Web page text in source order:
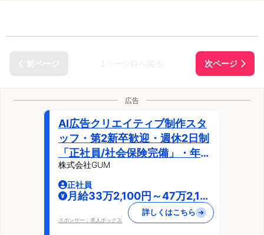
広告
AI広告クリエイティブ制作スタ
ッフ・第2新卒歓迎・週休2日制
「正社員/社会保険完備」・年間
休日125日・うるま市州崎
株式会社GUM
正社員
月給33万2,100円～47万2,100
スポンサー：求人ボックス
詳しくはこちら